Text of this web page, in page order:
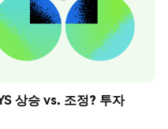
상승 vs. 조정? 투자